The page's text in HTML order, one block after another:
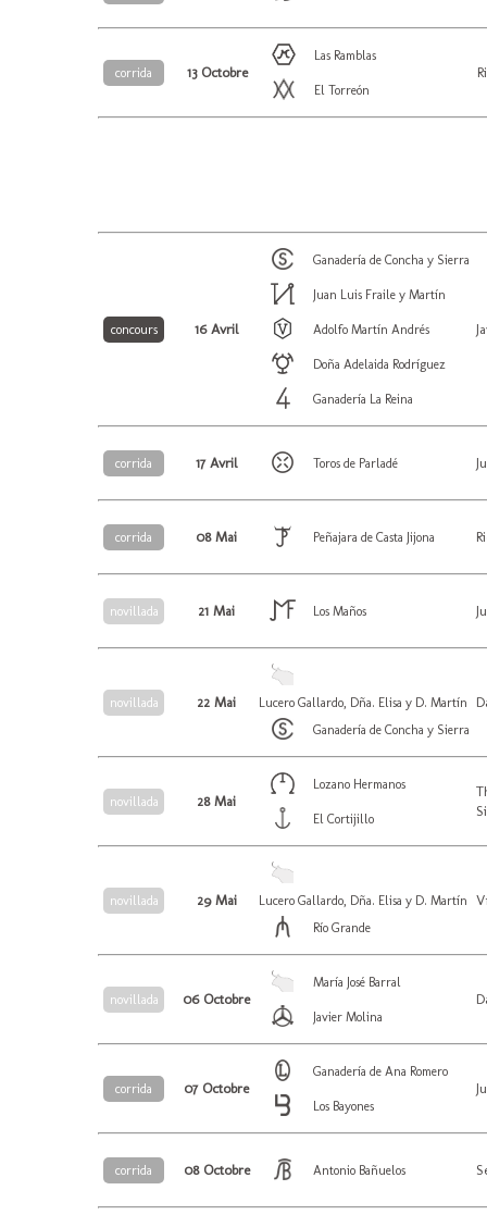
corrida 13 Octobre
Las Ramblas
El Torreón
concours 16 Avril
Ganadería de Concha y Sierra
Juan Luis Fraile y Martín
Adolfo Martín Andrés
Doña Adelaida Rodríguez
Ganadería La Reina
corrida 17 Avril Toros de Parladé
corrida 08 Mai Peñajara de Casta Jijona
novillada 21 Mai Los Maños
novillada 22 Mai
Lucero Gallardo, Dña. Elisa y D. Martín
Ganadería de Concha y Sierra
novillada 28 Mai
Lozano Hermanos
El Cortijillo
novillada 29 Mai
Lucero Gallardo, Dña. Elisa y D. Martín
Río Grande
novillada 06 Octobre
María José Barral
Javier Molina
corrida 07 Octobre
Ganadería de Ana Romero
Los Bayones
corrida 08 Octobre Antonio Bañuelos